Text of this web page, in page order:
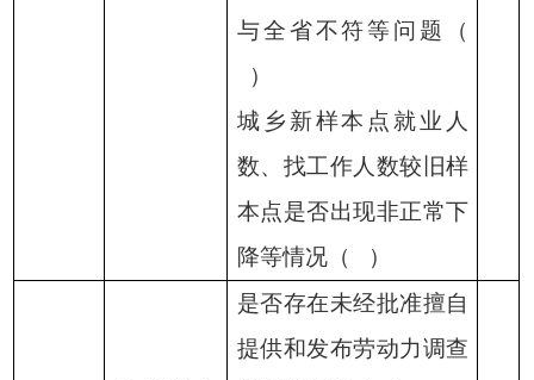
与全省不符等问题（
）
城乡新样本点就业人
数、找工作人数较旧样
本点是否出现非正常下
降等情况（
）
是否存在未经批准擅自
提供和发布劳动力调查